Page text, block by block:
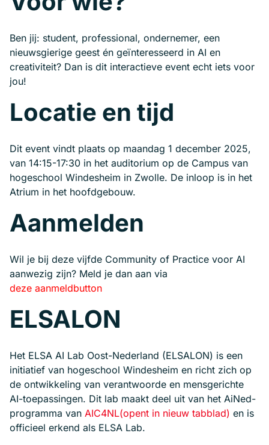
Ben jij: student, professional, ondernemer, een
nieuwsgierige geest én geïnteresseerd in AI en
creativiteit? Dan is dit interactieve event echt iets voor
jou!
Locatie en tijd
Dit event vindt plaats op maandag 1 december 2025,
van 14:15-17:30 in het auditorium op de Campus van
hogeschool Windesheim in Zwolle. De inloop is in het
Atrium in het hoofdgebouw.
Aanmelden
Wil je bij deze vijfde Community of Practice voor AI
aanwezig zijn? Meld je dan aan via
deze aanmeldbutton
ELSALON
Het ELSA AI Lab Oost-Nederland (ELSALON) is een
initiatief van hogeschool Windesheim en richt zich op
de ontwikkeling van verantwoorde en mensgerichte
AI-toepassingen. Dit lab maakt deel uit van het AiNed-
programma van AIC4NL(opent in nieuw tabblad) en is
officieel erkend als ELSA Lab.